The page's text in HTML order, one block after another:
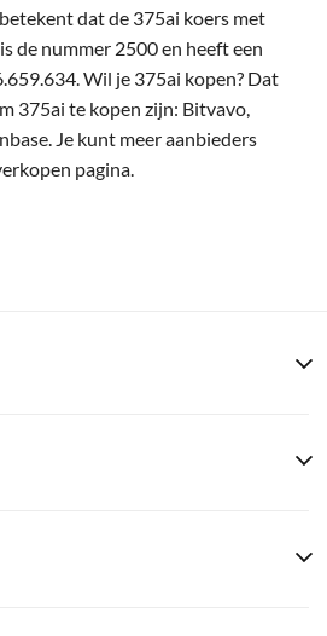
dat de 375ai koers met
de nummer 2500 en heeft een
Wil je 375ai kopen? Dat
375ai te kopen zijn: Bitvavo,
Je kunt meer aanbieders
pagina.